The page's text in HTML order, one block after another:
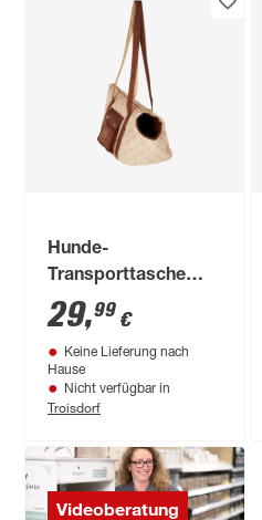
Hunde-
Transporttasche
"Jayden"
Polyester/Schaumstoff
beige 28 x 21 x 50
cm
29,99 €
Keine Lieferung nach
Hause
Nicht verfügbar in
Troisdorf
Videoberatung